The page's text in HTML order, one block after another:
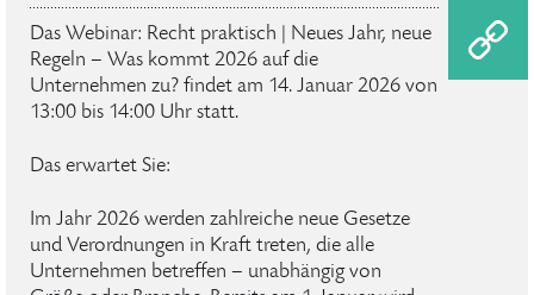
Das Webinar: Recht praktisch | Neues Jahr, neue
Regeln – Was kommt 2026 auf die
Unternehmen zu? findet am 14. Januar 2026 von
13:00 bis 14:00 Uhr statt.
Das erwartet Sie:
Im Jahr 2026 werden zahlreiche neue Gesetze
und Verordnungen in Kraft treten, die alle
Unternehmen betreffen – unabhängig von